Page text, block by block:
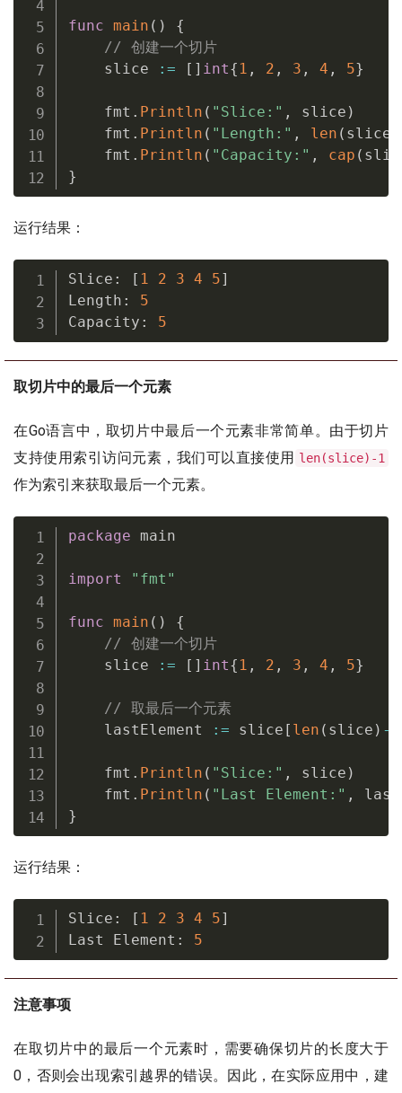
func main ( )
{
// 创建一个切片
    slice
:= [ ] int{ 1 , 2 , 3 , 4 , 5}
    fmt
. Println ( "Slice:" , slice )
    fmt
. Println ( "Length:" , len ( slice
    fmt
. Println ( "Capacity:" , cap (
}
运行结果：
Slice : [ 1 2 3 4 5]
Length :
5
Capacity : 5
取切片中的最后一个元素
在Go语言中，取切片中最后一个元素非常简单。由于切片
支持使用索引访问元素，我们可以直接使用 len(slice)-1
作为索引来获取最后一个元素。
package main
import "fmt"
func main ( )
{
// 创建一个切片
    slice
:= [ ] int{ 1 , 2 , 3 , 4 , 5}
// 取最后一个元素
    lastElement
:= slice [ len ( slice ) -
    fmt
. Println ( "Slice:" , slice )
    fmt
. Println ( "Last Element:" ,
}
运行结果：
Slice : [ 1 2 3 4 5]
Last Element : 5
注意事项
在取切片中的最后一个元素时，需要确保切片的长度大于
0，否则会出现索引越界的错误。因此，在实际应用中，建